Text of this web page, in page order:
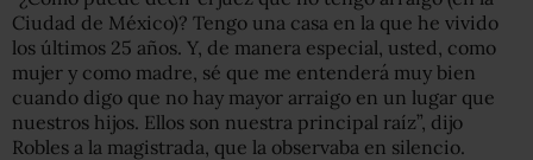
Ciudad de México)? Tengo una casa en la que he vivido
los últimos 25 años. Y, de manera especial, usted, como
mujer y como madre, sé que me entenderá muy bien
cuando digo que no hay mayor arraigo en un lugar que
nuestros hijos. Ellos son nuestra principal raíz”, dijo
Robles a la magistrada, que la observaba en silencio.